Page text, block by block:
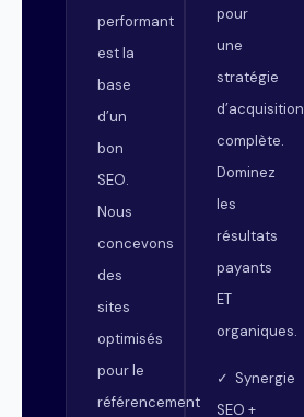
performant
est la
base
d’un
bon
SEO.
Nous
concevons
des
sites
optimisés
pour le
référencement
pour
une
stratégie
d’acquisition
complète.
Dominez
les
résultats
payants
ET
organiques.
✓ Synergie
SEO +